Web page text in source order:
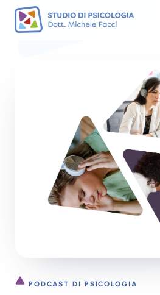
PODCAST DI PSICOLOGIA